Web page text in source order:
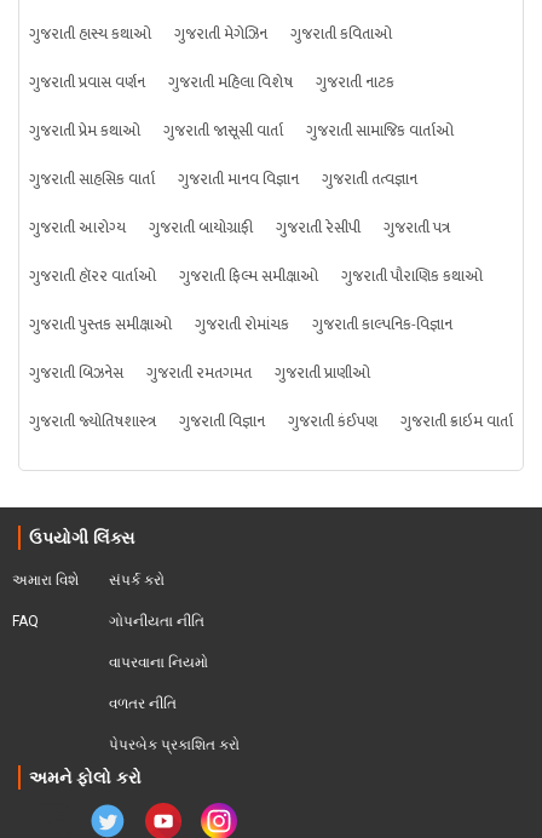
ગુજરાતી હાસ્ય કથાઓ
ગુજરાતી મેગેઝિન
ગુજરાતી કવિતાઓ
ગુજરાતી પ્રવાસ વર્ણન
ગુજરાતી મહિલા વિશેષ
ગુજરાતી નાટક
ગુજરાતી પ્રેમ કથાઓ
ગુજરાતી જાસૂસી વાર્તા
ગુજરાતી સામાજિક વાર્તાઓ
ગુજરાતી સાહસિક વાર્તા
ગુજરાતી માનવ વિજ્ઞાન
ગુજરાતી તત્વજ્ઞાન
ગુજરાતી આરોગ્ય
ગુજરાતી બાયોગ્રાફી ગુજરાતી રેસીપી
ગુજરાતી પત્ર
ગુજરાતી હૉરર વાર્તાઓ
ગુજરાતી ફિલ્મ સમીક્ષાઓ
ગુજરાતી પૌરાણિક કથાઓ
ગુજરાતી પુસ્તક સમીક્ષાઓ
ગુજરાતી રોમાંચક
ગુજરાતી કાલ્પનિક-વિજ્ઞાન
ગુજરાતી બિઝનેસ
ગુજરાતી રમતગમત
ગુજરાતી પ્રાણીઓ
ગુજરાતી જ્યોતિષશાસ્ત્ર
ગુજરાતી વિજ્ઞાન ગુજરાતી કંઈપણ ગુજરાતી ક્રાઇમ વાર્તા
ઉપયોગી લિંક્સ
અમારા વિશે
FAQ
સંપર્ક કરો
ગોપનીયતા નીતિ
વાપરવાના નિયમો
વળતર નીતિ
પેપરબેક પ્રકાશિત કરો
અમને ફોલો કરો